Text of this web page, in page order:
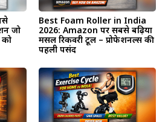
जो
Best Foam Roller in India
2026: Amazon पर सबसे बढ़िया
मसल रिकवरी टूल – प्रोफेशनल्स की
पहली पसंद